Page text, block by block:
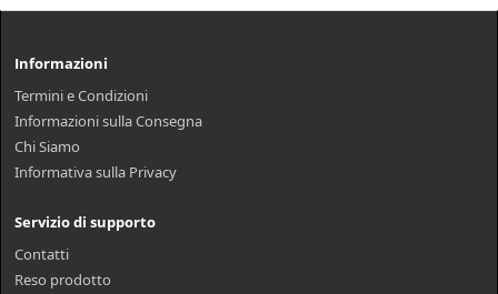
Informazioni
Termini e Condizioni
Informazioni sulla Consegna
Chi Siamo
Informativa sulla Privacy
Servizio di supporto
Contatti
Reso prodotto